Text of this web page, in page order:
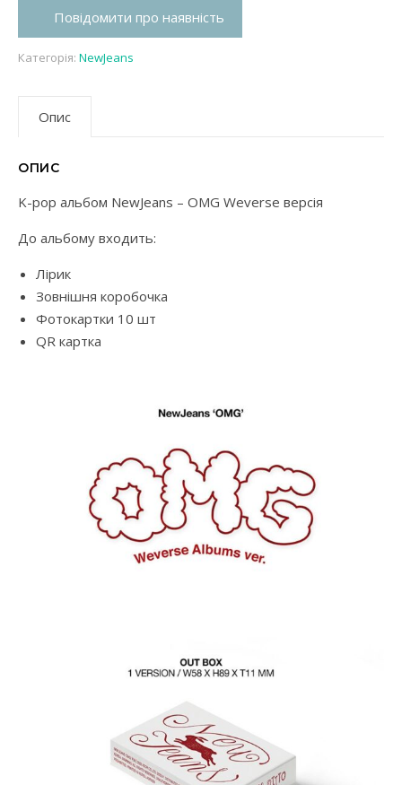
Повідомити про наявність
Категорія: NewJeans
Опис
ОПИС
K-pop альбом NewJeans – OMG Weverse версія
До альбому входить:
Лірик
Зовнішня коробочка
Фотокартки 10 шт
QR картка